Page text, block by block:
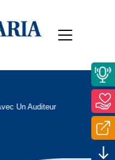
Un Auditeur